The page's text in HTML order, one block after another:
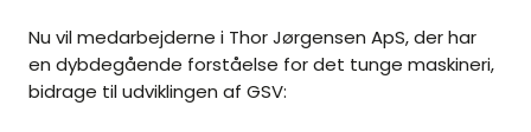
Nu vil medarbejderne i Thor Jørgensen ApS, der har
en dybdegående forståelse for det tunge maskineri,
bidrage til udviklingen af GSV: